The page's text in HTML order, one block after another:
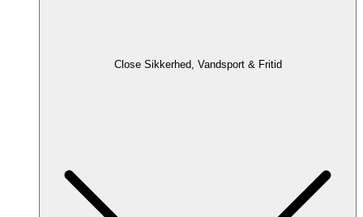
Close Sikkerhed, Vandsport & Fritid